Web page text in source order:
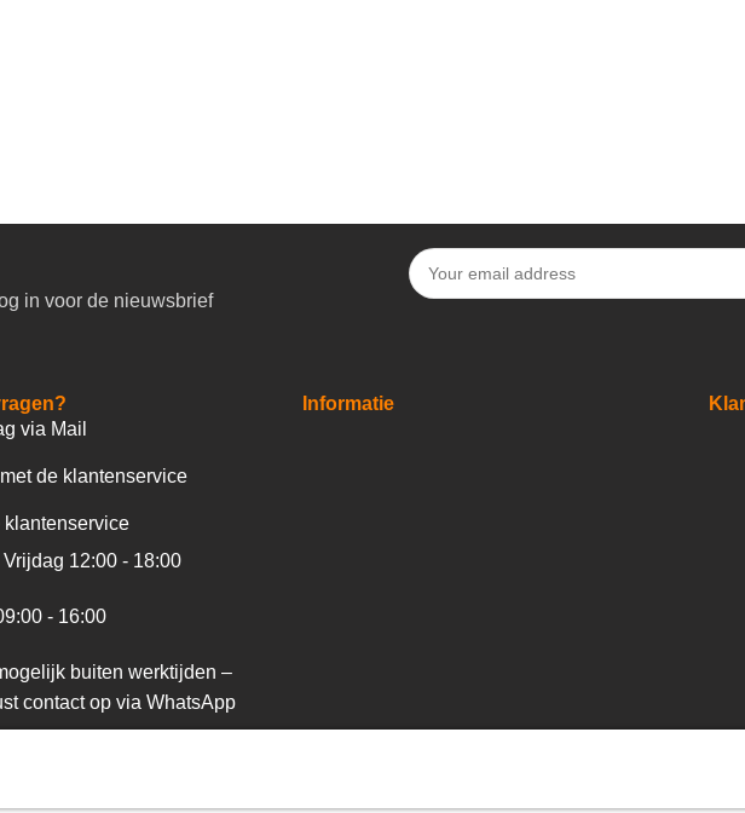
in voor de nieuwsbrief
via Mail
de klantenservice
klantenservice
12:00 - 18:00
- 16:00
buiten werktijden –
contact op via WhatsApp
Informatie